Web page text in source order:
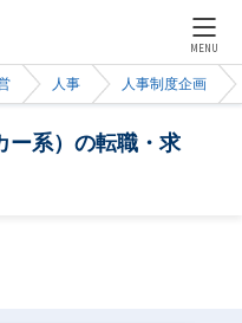
MENU
人事 人事制度企画
ー系）の転職・求